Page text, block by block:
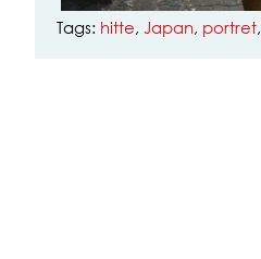
Tags: hitte, Japan, portret,